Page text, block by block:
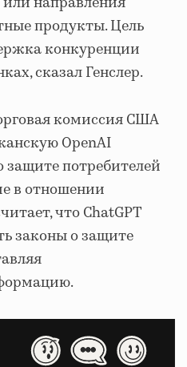
продукты. Цель
конкуренции
сказал Генслер.
комиссия США
OpenAI
потребителей
в отношении
что ChatGPT
законы о защите